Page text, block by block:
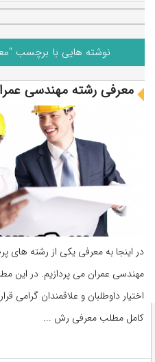
نوشته هایی با برچسب
معرفی رشته مهندسی
در اینجا به معرفی یکی از رشته های
مهندسی عمران می پردازیم. در این
اختیار داوطلبان و علاقمندان گرامی
کامل مطلب معرفی رش ...